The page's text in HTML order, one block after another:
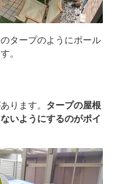
タープのようにポール
。
ります。 タープの屋根
いようにするのがポイ